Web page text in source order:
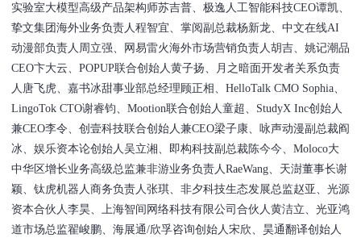
实验室大模型高级产品架构师苏吉普、极逸人工智能科技CEO谭凯、
挚文集团海外业务负责人程智宜、掌阅副总裁杨新龙、中文在线AI
动漫部负责人周立强、网易雷火海外市场营销负责人胡吉、姚记潮品
CEO卞大云、POPUP联合创始人黄子扬、月之暗面开发者关系负责
人唐飞虎、嘉书冰甜事业部总经理顾正相、HelloTalk CMO Sophia、
LingoTok CTO谢睿钧、Mootion联合创始人童超、StudyX Inc创始人
兼CEO李令、创壹科技联合创始人兼CEO梁子康、咏声动漫副总裁阎
冰、娱乐资本论创始人吴立湘、即构科技副总裁陈今今、Moloco大
中华区增长业务高级总监兼非游业务负责人RaeWang、天澍董事长谢
颖、钛虎机器人商务负责人张琪、非夕科技生态发展总监赵亚、光源
资本合伙人李昊、上海智间网络科技有限公司合伙人黄洁立、光亚鸿
道市场总监翟峻鹏、海展通/欣孚咨询创始人宋欣、昊通翻译创始人